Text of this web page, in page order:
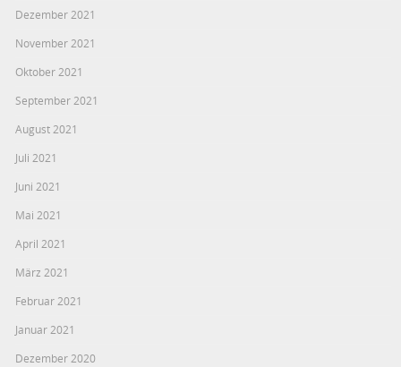
Dezember 2021
November 2021
Oktober 2021
September 2021
August 2021
Juli 2021
Juni 2021
Mai 2021
April 2021
März 2021
Februar 2021
Januar 2021
Dezember 2020